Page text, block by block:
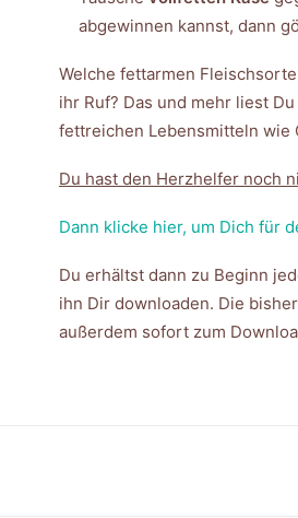
abgewinnen kannst, dann
Welche fettarmen
ihr Ruf? Das und mehr liest
fettreichen Lebensmitteln wie
Du hast den Herzhelfer noch
Dann klicke hier, um Dich für
Du erhältst dann zu Beginn
ihn Dir downloaden. Die
außerdem sofort zum